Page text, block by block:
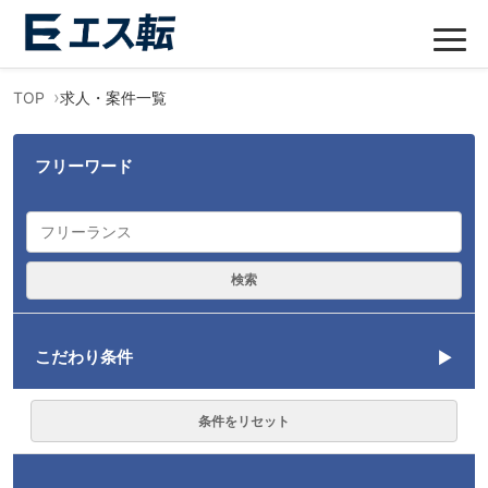
TOP 求人・案件一覧
フリーワード
検索
こだわり条件
条件をリセット